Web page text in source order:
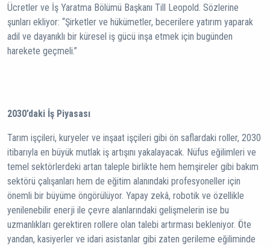
Ücretler ve İş Yaratma Bölümü Başkanı Till Leopold. Sözlerine
şunları ekliyor: “Şirketler ve hükümetler, becerilere yatırım yaparak
adil ve dayanıklı bir küresel iş gücü inşa etmek için bugünden
harekete geçmeli.”
2030’daki İş Piyasası
Tarım işçileri, kuryeler ve inşaat işçileri gibi ön saflardaki roller, 2030
itibarıyla en büyük mutlak iş artışını yakalayacak. Nüfus eğilimleri ve
temel sektörlerdeki artan taleple birlikte hem hemşireler gibi bakım
sektörü çalışanları hem de eğitim alanındaki profesyoneller için
önemli bir büyüme öngörülüyor. Yapay zekâ, robotik ve özellikle
yenilenebilir enerji ile çevre alanlarındaki gelişmelerin ise bu
uzmanlıkları gerektiren rollere olan talebi artırması bekleniyor. Öte
yandan, kasiyerler ve idari asistanlar gibi zaten gerileme eğiliminde